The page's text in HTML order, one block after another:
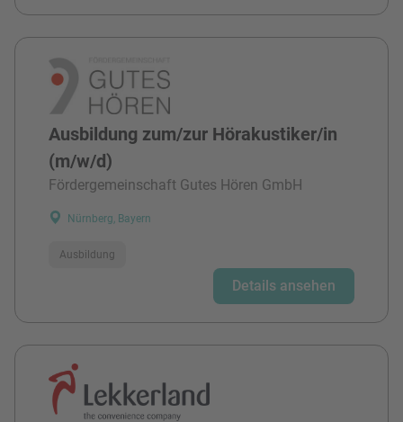
Ausbildung zum/zur Hörakustiker/in
(m/w/d)
Fördergemeinschaft Gutes Hören GmbH
Nürnberg, Bayern
Ausbildung
Details ansehen